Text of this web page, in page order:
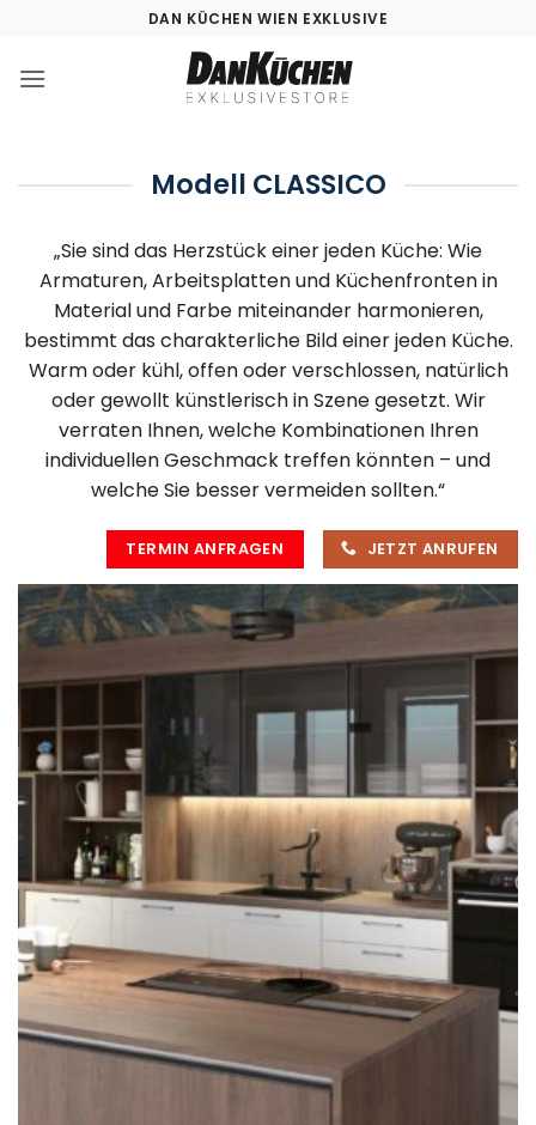
springen
DAN KÜCHEN WIEN EXKLUSIVE
Modell CLASSICO
„Sie sind das Herzstück einer jeden Küche: Wie
Armaturen, Arbeitsplatten und Küchenfronten in
Material und Farbe miteinander harmonieren,
bestimmt das charakterliche Bild einer jeden Küche.
Warm oder kühl, offen oder verschlossen, natürlich
oder gewollt künstlerisch in Szene gesetzt. Wir
verraten Ihnen, welche Kombinationen Ihren
individuellen Geschmack treffen könnten – und
welche Sie besser vermeiden sollten.“
TERMIN ANFRAGEN JETZT ANRUFEN